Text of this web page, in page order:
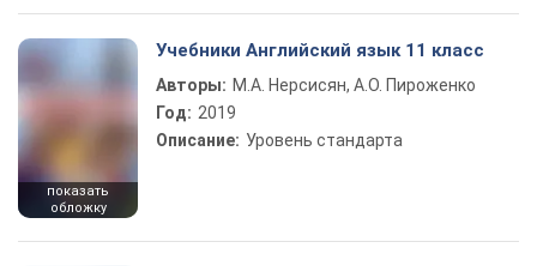
показать
обложку
Учебники Английский язык 11 класс
Авторы: М.А. Нерсисян, А.О. Пироженко
Год: 2019
Описание: Уровень стандарта